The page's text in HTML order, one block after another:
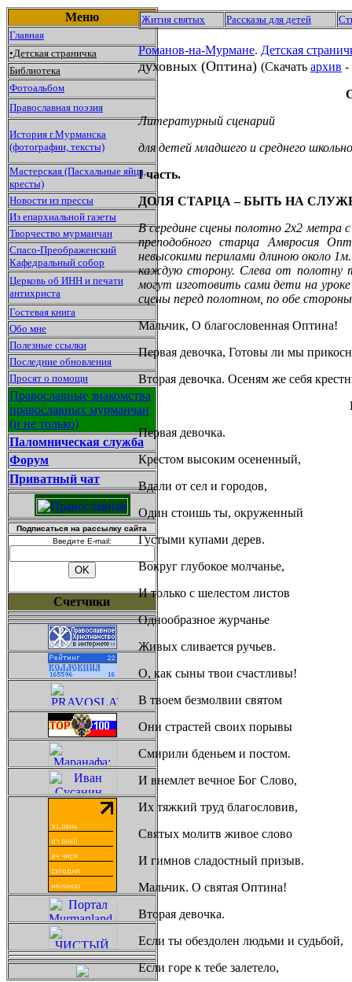
Меню
Главная
•Детская страничка
Библиотека
Фотоальбом
Православная поэзия
История г.Мурманска
(фотографии, тексты)
Мастерская (Пасхальные яйца,
кресты)
Новости из прессы
Из епархиальной газеты
Творчество мурманчан
Спасо-Преображенский
Кафедральный собор
Церковь об ИНН и печати
антихриста
Гостевая книга
Обо мне
Полезные ссылки
Последние обновления
Просят о помощи
Православные знакомства
православных мурманчан
(и не только)
Паломническая служба
Форум
Приватный чат
Подписаться на рассылку сайта
Введите E-mail:
Счетчики
Жития святых Рассказы для детей
Романов-на-Мурмане. Детская
духовных (Оптина) (Скачать архив -
Литературный сценарий
для детей младшего и среднего
I часть.
ДОЛЯ СТАРЦА – БЫТЬ НА
В середине сцены полотно 2x2 метра
преподобного старца Амвросия
невысокими перилами длиною около
каждую сторону. Слева от полотну
могут изготовить сами дети на
сцены перед полотном, по обе
Мальчик, О благословенная Оптина!
Первая девочка, Готовы ли мы
Вторая девочка. Осеням же себя
Первая девочка.
Крестом высоким осененный,
Вдали от сел и городов,
Один стоишь ты, окруженный
Густыми купами дерев.
Вокруг глубокое молчанье,
И только с шелестом листов
Однообразное журчанье
Живых сливается ручьев.
О, как сыны твои счастливы!
В твоем безмолвии святом
Они страстей своих порывы
Смирили бденьем и постом.
И внемлет вечное Бог Слово,
Их тяжкий труд благословив,
Святых молитв живое слово
И гимнов сладостный призыв.
Мальчик. О святая Оптина!
Вторая девочка.
Если ты обездолен людьми и судьбой,
Если горе к тебе залетело,